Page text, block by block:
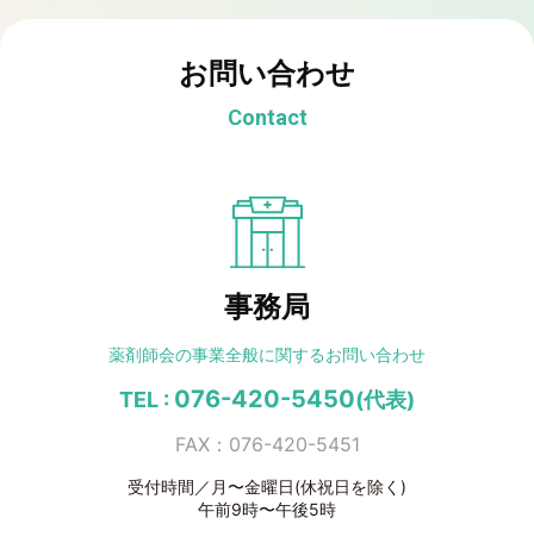
お問い合わせ
Contact
事務局
薬剤師会の事業全般に関するお問い合わせ
TEL : 076-420-5450(代表)
FAX：076-420-5451
受付時間／月〜金曜日(休祝日を除く)
午前9時〜午後5時